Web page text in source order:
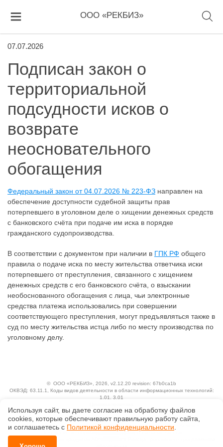
ООО «РЕКБИЗ»
07.07.2026
Подписан закон о
территориальной
подсудности исков о
возврате
неосновательного
обогащения
Федеральный закон от 04.07.2026 № 223-ФЗ направлен на
обеспечение доступности судебной защиты прав
потерпевшего в уголовном деле о хищении денежных средств
с банковского счёта при подаче им иска в порядке
гражданского судопроизводства.
В соответствии с документом при наличии в ГПК РФ общего
правила о подаче иска по месту жительства ответчика иски
потерпевшего от преступления, связанного с хищением
денежных средств с его банковского счёта, о взыскании
необоснованного обогащения с лица, чьи электронные
средства платежа использовались при совершении
соответствующего преступления, могут предъявляться также в
суд по месту жительства истца либо по месту производства по
уголовному делу.
© ООО «РЕКБИЗ» , 2026, v2.12.20 revision: 67b0ca1b
ОКВЭД: 63.11.1, Коды видов деятельности в области информационных технологий:
1.01, 3.01
Технологии
Исключительные авторские и смежные права принадлежат АО «Кодекс».
Положение по обработке и защите персональных данных
Используя сайт, вы даете согласие на обработку файлов
сооkiеs, которые обеспечивают правильную работу сайта,
и соглашаетесь с Политикой конфиденциальности